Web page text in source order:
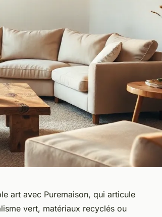
art avec Puremaison, qui articule
vert, matériaux recyclés ou